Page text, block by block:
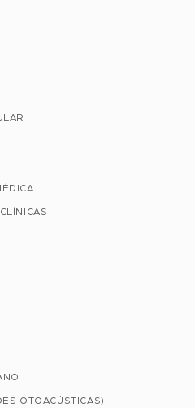
OTOACÚSTICAS)